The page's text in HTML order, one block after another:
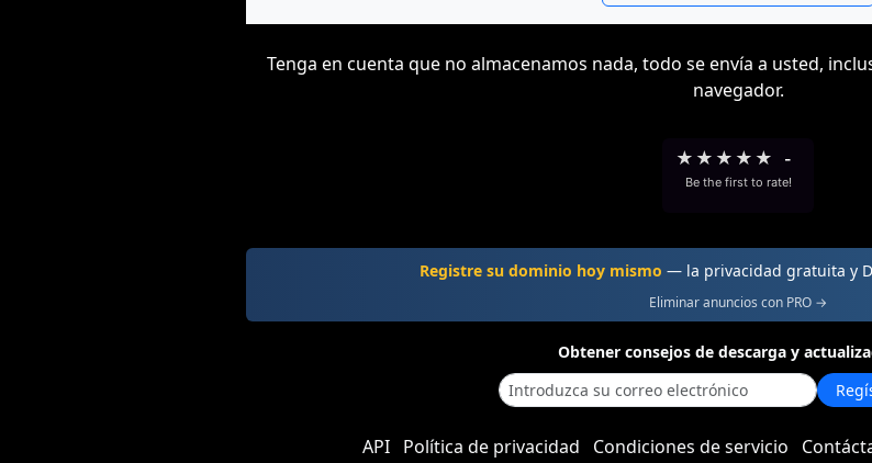
Tenga en cuenta que no almacenamos nada, todo se envía a usted,
navegador.
★ ★ ★ ★ ★ -
Be the first to rate!
Registre su dominio hoy mismo — la privacidad gratuita y
Eliminar anuncios con PRO →
Obtener consejos de descarga y
API Política de privacidad Condiciones de servicio